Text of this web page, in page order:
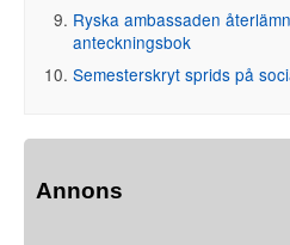
Ryska ambassaden
anteckningsbok
Semesterskryt sprids på
Annons